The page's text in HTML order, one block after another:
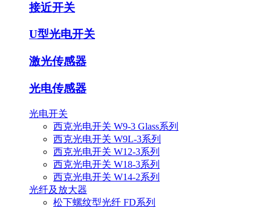
接近开关
U型光电开关
激光传感器
光电传感器
光电开关
西克光电开关 W9-3 Glass系列
西克光电开关 W9L-3系列
西克光电开关 W12-3系列
西克光电开关 W18-3系列
西克光电开关 W14-2系列
光纤及放大器
松下螺纹型光纤 FD系列